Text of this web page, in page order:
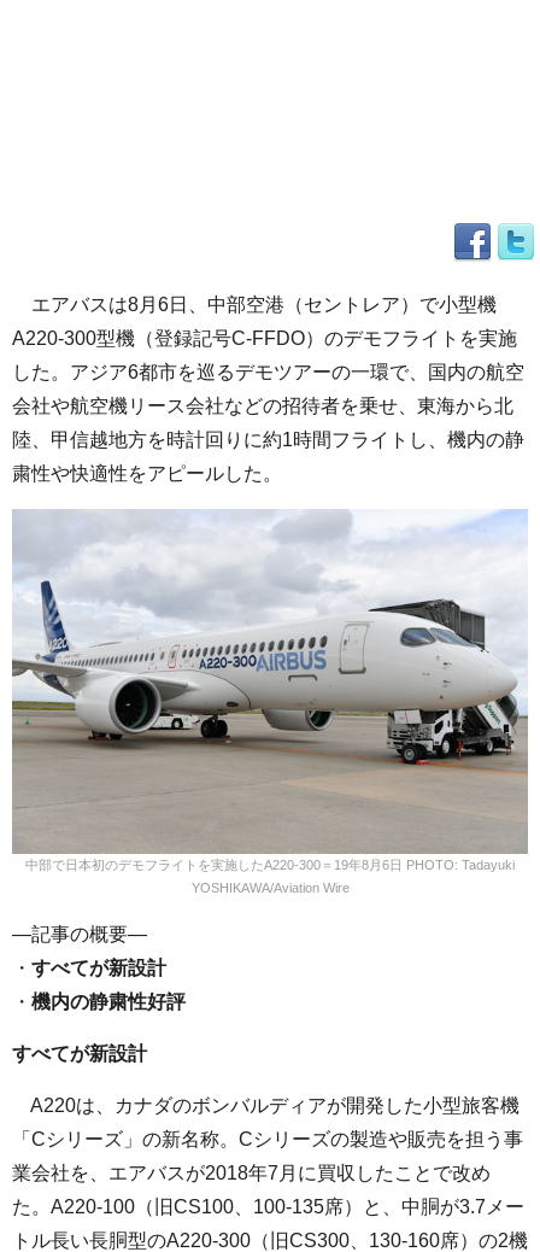
エアバスは8月6日、中部空港（セントレア）で小型機
A220-300型機（登録記号C-FFDO）のデモフライトを実施
した。アジア6都市を巡るデモツアーの一環で、国内の航空
会社や航空機リース会社などの招待者を乗せ、東海から北
陸、甲信越地方を時計回りに約1時間フライトし、機内の静
粛性や快適性をアピールした。
中部で日本初のデモフライトを実施したA220-300＝19年8月6日 PHOTO: Tadayuki
YOSHIKAWA/Aviation Wire
—記事の概要—
・ すべてが新設計
・ 機内の静粛性好評
すべてが新設計
A220は、カナダのボンバルディアが開発した小型旅客機
「Cシリーズ」の新名称。Cシリーズの製造や販売を担う事
業会社を、エアバスが2018年7月に買収したことで改め
た。A220-100（旧CS100、100-135席）と、中胴が3.7メー
トル長い長胴型のA220-300（旧CS300、130-160席）の2機